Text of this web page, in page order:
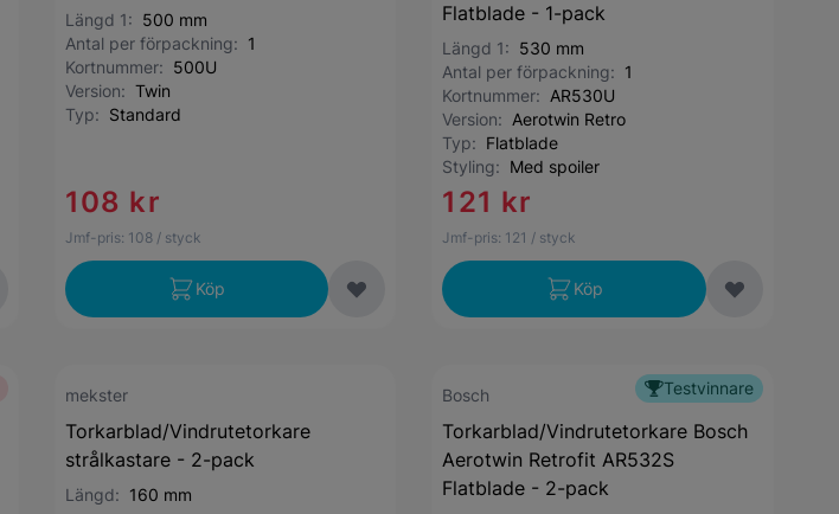
Längd 1: 500 mm
Antal per förpackning: 1
Kortnummer: 500U
Version: Twin
Typ: Standard
108 kr
Jmf-pris: 108 / styck
Köp
Flatblade - 1-pack
Längd 1: 530 mm
Antal per förpackning: 1
Kortnummer: AR530U
Version: Aerotwin Retro
Typ: Flatblade
Styling: Med spoiler
121 kr
Jmf-pris: 121 / styck
Köp
mekster
Torkarblad/Vindrutetorkare
strålkastare - 2-pack
Längd: 160 mm
Testvinnare
Bosch
Torkarblad/Vindrutetorkare Bosch
Aerotwin Retrofit AR532S
Flatblade - 2-pack